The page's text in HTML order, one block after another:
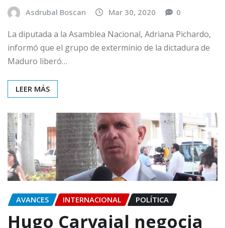
Asdrubal Boscan Mar 30, 2020 0
La diputada a la Asamblea Nacional, Adriana Pichardo,
informó que el grupo de exterminio de la dictadura de
Maduro liberó…
LEER MÁS
AVANCES INTERNACIONAL POLÍTICA
Hugo Carvajal negocia